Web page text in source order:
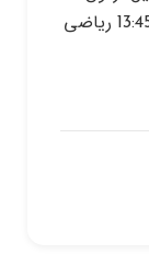
13:15 – 12 عربی (علی منصوری فر) 15 – 13:45 ریاضی